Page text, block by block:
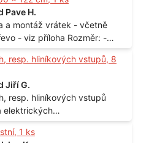
Pave H.
příloha Rozměr: -
150 x 122 cm Lokalita: - Senohraby Nabídky na e-mail.
resp. hliníkových vstupů, 8
Jiří G.
resp. hliníkových vstupů
elektrických
dům - jedná se o
a proskleném
1 ks